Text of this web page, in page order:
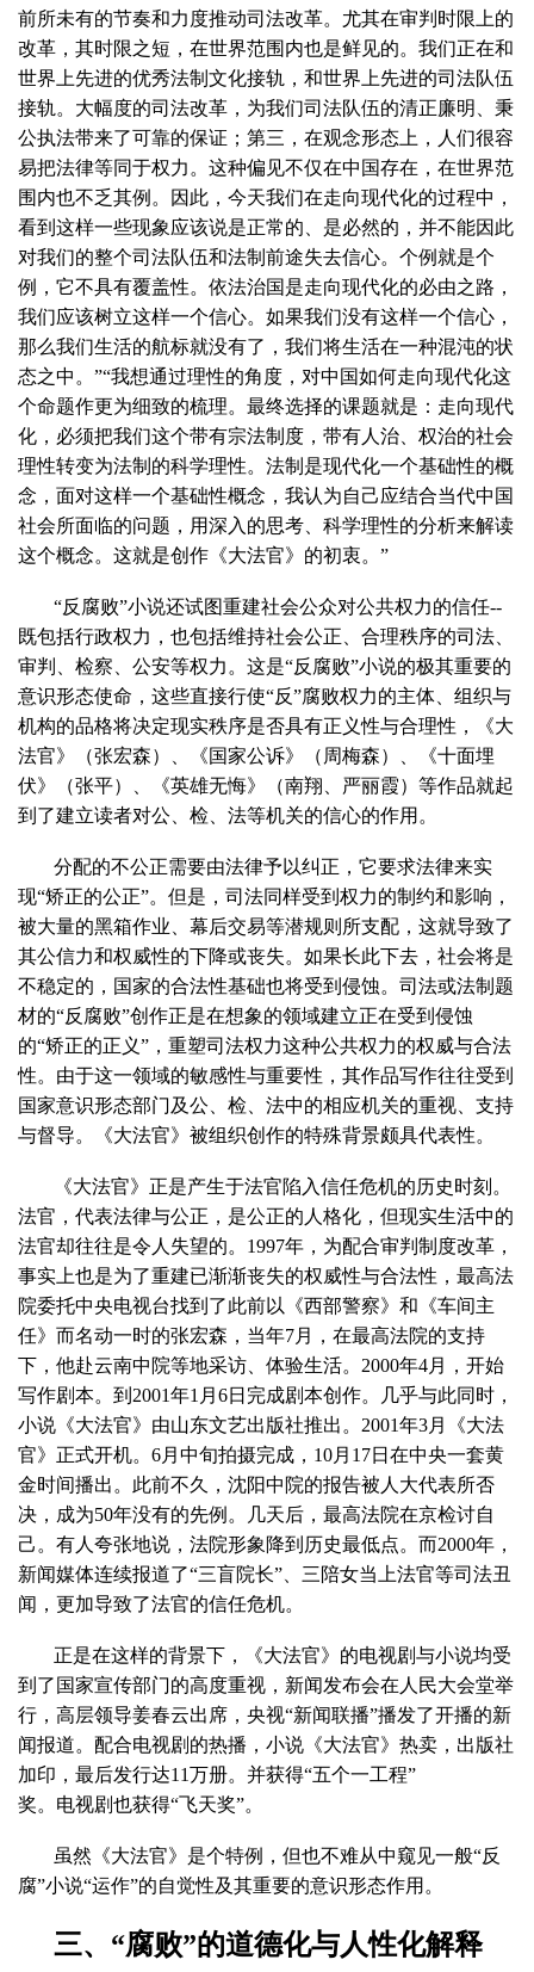
前所未有的节奏和力度推动司法改革。尤其在审判时限上的
改革，其时限之短，在世界范围内也是鲜见的。我们正在和
世界上先进的优秀法制文化接轨，和世界上先进的司法队伍
接轨。大幅度的司法改革，为我们司法队伍的清正廉明、秉
公执法带来了可靠的保证；第三，在观念形态上，人们很容
易把法律等同于权力。这种偏见不仅在中国存在，在世界范
围内也不乏其例。因此，今天我们在走向现代化的过程中，
看到这样一些现象应该说是正常的、是必然的，并不能因此
对我们的整个司法队伍和法制前途失去信心。个例就是个
例，它不具有覆盖性。依法治国是走向现代化的必由之路，
我们应该树立这样一个信心。如果我们没有这样一个信心，
那么我们生活的航标就没有了，我们将生活在一种混沌的状
态之中。”“我想通过理性的角度，对中国如何走向现代化这
个命题作更为细致的梳理。最终选择的课题就是：走向现代
化，必须把我们这个带有宗法制度，带有人治、权治的社会
理性转变为法制的科学理性。法制是现代化一个基础性的概
念，面对这样一个基础性概念，我认为自己应结合当代中国
社会所面临的问题，用深入的思考、科学理性的分析来解读
这个概念。这就是创作《大法官》的初衷。”
“反腐败”小说还试图重建社会公众对公共权力的信任--
既包括行政权力，也包括维持社会公正、合理秩序的司法、
审判、检察、公安等权力。这是“反腐败”小说的极其重要的
意识形态使命，这些直接行使“反”腐败权力的主体、组织与
机构的品格将决定现实秩序是否具有正义性与合理性，《大
法官》（张宏森）、《国家公诉》（周梅森）、《十面埋
伏》（张平）、《英雄无悔》（南翔、严丽霞）等作品就起
到了建立读者对公、检、法等机关的信心的作用。
分配的不公正需要由法律予以纠正，它要求法律来实
现“矫正的公正”。但是，司法同样受到权力的制约和影响，
被大量的黑箱作业、幕后交易等潜规则所支配，这就导致了
其公信力和权威性的下降或丧失。如果长此下去，社会将是
不稳定的，国家的合法性基础也将受到侵蚀。司法或法制题
材的“反腐败”创作正是在想象的领域建立正在受到侵蚀
的“矫正的正义”，重塑司法权力这种公共权力的权威与合法
性。由于这一领域的敏感性与重要性，其作品写作往往受到
国家意识形态部门及公、检、法中的相应机关的重视、支持
与督导。《大法官》被组织创作的特殊背景颇具代表性。
《大法官》正是产生于法官陷入信任危机的历史时刻。
法官，代表法律与公正，是公正的人格化，但现实生活中的
法官却往往是令人失望的。 1997年，为配合审判制度改革，
事实上也是为了重建已渐渐丧失的权威性与合法性，最高法
院委托中央电视台找到了此前以《西部警察》和《车间主
任》而名动一时的张宏森，当年7月，在最高法院的支持
下，他赴云南中院等地采访、体验生活。 2000年4月，开始
写作剧本。到 2001年1 月 6日完成剧本创作。几乎与此同时，
小说《大法官》由山东文艺出版社推出。 2001年3月《大法
官》正式开机。 6月中旬拍摄完成， 10月 17日在中央一套黄
金时间播出。此前不久，沈阳中院的报告被人大代表所否
决，成为50年没有的先例。几天后，最高法院在京检讨自
己。有人夸张地说，法院形象降到历史最低点。而2000年，
新闻媒体连续报道了“三盲院长”、三陪女当上法官等司法丑
闻，更加导致了法官的信任危机。
正是在这样的背景下，《大法官》的电视剧与小说均受
到了国家宣传部门的高度重视，新闻发布会在人民大会堂举
行，高层领导姜春云出席，央视“新闻联播”播发了开播的新
闻报道。配合电视剧的热播，小说《大法官》热卖，出版社
加印，最后发行达11万册。并获得“五个一工程”
奖。电视剧也获得“飞天奖”。
虽然《大法官》是个特例，但也不难从中窥见一般“反
腐”小说“运作”的自觉性及其重要的意识形态作用。
三、“腐败”的道德化与人性化解释